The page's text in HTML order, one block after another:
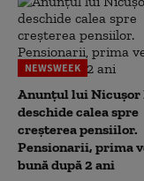
NEWSWEEK
Anunțul lui Nicușor
deschide calea spre
creșterea pensiilor.
Pensionarii, prima
bună după 2 ani